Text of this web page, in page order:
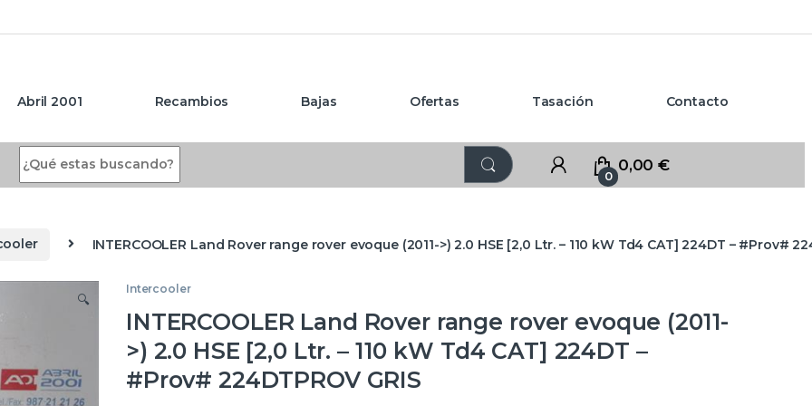
Abril 2001 Recambios Bajas Ofertas Tasación Contacto
0
0,00€
INTERCOOLER Land Rover range rover evoque (2011->) 2.0 HSE [2,0 Ltr. – 110 kW Td4 CAT] 224DT – #Prov#
🔍
Intercooler
INTERCOOLER Land Rover range rover evoque (2011-
>) 2.0 HSE [2,0 Ltr. – 110 kW Td4 CAT] 224DT –
#Prov# 224DTPROV GRIS